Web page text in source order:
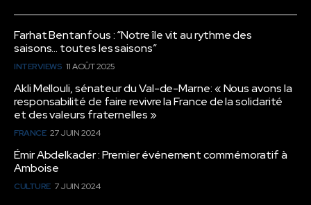
Farhat Bentanfous : “Notre île vit au rythme des
saisons… toutes les saisons”
INTERVIEWS 11 AOÛT 2025
Akli Mellouli, sénateur du Val-de-Marne: « Nous avons la
responsabilité de faire revivre la France de la solidarité
et des valeurs fraternelles »
FRANCE 27 JUIN 2024
Émir Abdelkader : Premier événement commémoratif à
Amboise
CULTURE 7 JUIN 2024